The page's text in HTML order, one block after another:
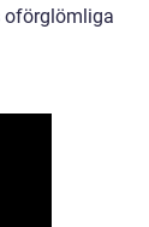
oförglömliga